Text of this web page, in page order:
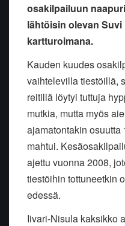
osakilpailuun
lähtöisin olevan Suvi
kartturoimana.
Kauden kuudes
vaihtelevilla tiestöillä,
reitillä löytyi tuttuja
mutkia, mutta myös
ajamatontakin
mahtui.
ajettu vuonna 2008,
tiestöihin tottuneetkin
edessä.
Iivari-Nisula kaksikko